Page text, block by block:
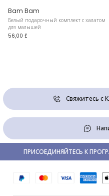
Bam Bam
Белый подарочный комплект с халатом
для малышей
56,00 £
Свяжитесь с
ПРИСОЕДИНЯЙТЕСЬ К